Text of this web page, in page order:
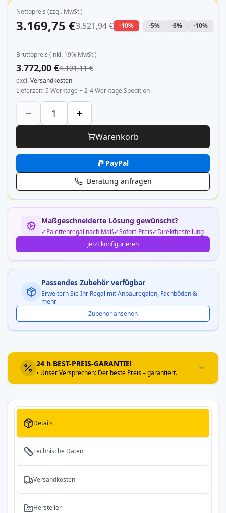
Nettopreis (zzgl. MwSt.)
3.169,75 €3.521,94 € -10% -5% -8% -10%
Bruttopreis (inkl. 19% MwSt.)
3.772,00 €4.191,11 €
excl.Versandkosten
Lieferzeit 5 Werktage + 2-4 Werktage Spedition
Warenkorb
PayPal
Beratung anfragen
Maßgeschneiderte Lösung gewünscht?
Palettenregal nach Maß Sofort-Preis
Direktbestellung
Jetzt konfigurieren
Passendes Zubehör verfügbar
Erweitern Sie Ihr Regal mit Anbauregalen, Fachböden &
mehr
Zubehör ansehen
24 h BEST-PREIS-GARANTIE!
• Unser Versprechen: Der beste Preis – garantiert.
Details
Technische Daten
Versandkosten
Hersteller